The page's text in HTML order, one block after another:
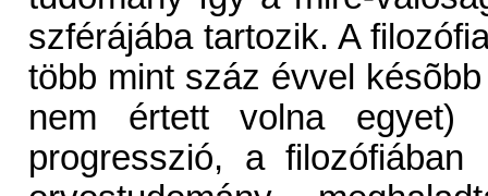
szférájába tartozik. A
több mint száz évvel
nem értett volna egyet)
progresszió, a